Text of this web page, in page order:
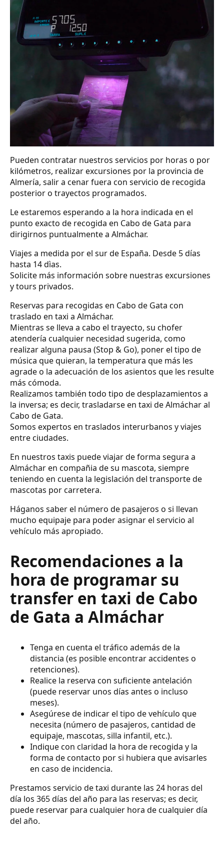
Pueden contratar nuestros servicios por horas o por
kilómetros, realizar excursiones por la provincia de
Almería, salir a cenar fuera con servicio de recogida
posterior o trayectos programados.
Le estaremos esperando a la hora indicada en el
punto exacto de recogida en Cabo de Gata para
dirigirnos puntualmente a Almáchar.
Viajes a medida por el sur de España. Desde 5 días
hasta 14 dìas.
Solicite más información sobre nuestras excursiones
y tours privados.
Reservas para recogidas en Cabo de Gata con
traslado en taxi a Almáchar.
Mientras se lleva a cabo el trayecto, su chofer
atendería cualquier necesidad sugerida, como
realizar alguna pausa (Stop & Go), poner el tipo de
música que quieran, la temperatura que más les
agrade o la adecuación de los asientos que les resulte
más cómoda.
Realizamos también todo tipo de desplazamientos a
la inversa; es decir, trasladarse en taxi de Almáchar al
Cabo de Gata.
Somos expertos en traslados interurbanos y viajes
entre ciudades.
En nuestros taxis puede viajar de forma segura a
Almáchar en compañia de su mascota, siempre
teniendo en cuenta la legislación del transporte de
mascotas por carretera.
Háganos saber el número de pasajeros o si llevan
mucho equipaje para poder asignar el servicio al
vehículo más apropiado.
Recomendaciones a la
hora de programar su
transfer en taxi de Cabo
de Gata a Almáchar
Tenga en cuenta el tráfico además de la
distancia (es posible encontrar accidentes o
retenciones).
Realice la reserva con suficiente antelación
(puede reservar unos días antes o incluso
meses).
Asegúrese de indicar el tipo de vehículo que
necesita (número de pasajeros, cantidad de
equipaje, mascotas, silla infantil, etc.).
Indique con claridad la hora de recogida y la
forma de contacto por si hubiera que avisarles
en caso de incidencia.
Prestamos servicio de taxi durante las 24 horas del
día los 365 días del año para las reservas; es decir,
puede reservar para cualquier hora de cualquier día
del año.